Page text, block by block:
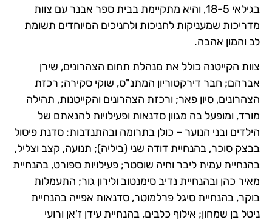
בגילאי 18-5, והיא מתקיימת בבית ספר אבנר עם צוות
מדריכות שמעניקות לחניכות ולחניכים המיוחדים תשומת
לב והמון אהבה.
צוות הקייטנה כולל את מנהלת תחום הצהרונים, שירן
אברהם; חבר דירקטוריון המתנ"ס, שוקי סקירה; רכזת
הצהרונים, סיון פאר; ורכזת הצהרונים והקייטנות, תהילה
מורד, ומופעל בה מגוון סדנאות ופעילויות להנאתם של
הילדים ובני הנוער – כולן בתרומה ובהתנדבות: סדנת פיסול
בבצק סוכר, בהנחיית דודה שני (ביליה); תנועה, קצב וצליל,
בהנחיית עמית ליבר וחיה שוסטר; פעילויות ספורט, בהנחיית
מאיר כהן ובהנחיית נדיב סימנטוב ולירון גור; התעמלות
בוקר, בהנחיית סיגל פרלמוטר, סדנאות אפייה בהנחיית
ניטל בן שמחון; אילוף כלבים, בהנחיית עידן ז'אן ורועי